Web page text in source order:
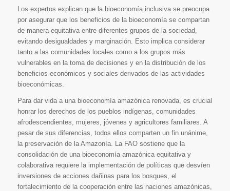
Los expertos explican que la bioeconomía inclusiva se preocupa
por asegurar que los beneficios de la bioeconomía se compartan
de manera equitativa entre diferentes grupos de la sociedad,
evitando desigualdades y marginación. Esto implica considerar
tanto a las comunidades locales como a los grupos más
vulnerables en la toma de decisiones y en la distribución de los
beneficios económicos y sociales derivados de las actividades
bioeconómicas.
Para dar vida a una bioeconomía amazónica renovada, es crucial
honrar los derechos de los pueblos indígenas, comunidades
afrodescendientes, mujeres, jóvenes y agricultores familiares. A
pesar de sus diferencias, todos ellos comparten un fin unánime,
la preservación de la Amazonía. La FAO sostiene que la
consolidación de una bioeconomía amazónica equitativa y
colaborativa requiere la implementación de políticas que desvíen
inversiones de acciones dañinas para los bosques, el
fortalecimiento de la cooperación entre las naciones amazónicas,